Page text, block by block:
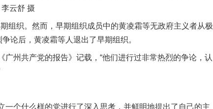
云舒 摄
织。然而，早期组织成员中的黄凌霜等无政府主义者从极
论后，黄凌霜等人退出了早期组织。
州共产党的报告》记载，“他们进行过非常热烈的争论，认
个什么样的党进行了深入思考，并鲜明地提出了自己的主